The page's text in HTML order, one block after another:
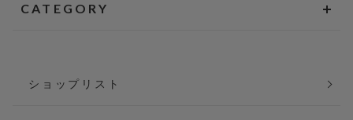
CATEGORY
ショップリスト